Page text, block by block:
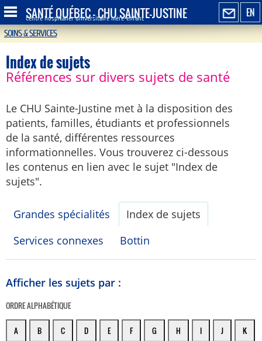
EN
SANTÉ QUÉBEC - CHU SAINTE-JUSTINE
Centre hospitalier universitaire mère-enfant
SOINS & SERVICES
Index de sujets
Références sur divers sujets de santé
Le CHU Sainte-Justine met à la disposition des
patients, familles, étudiants et professionnels
de la santé, différentes ressources
informationnelles. Vous trouverez ci-dessous
les contenus en lien avec le sujet "Index de
sujets".
Grandes spécialités
Index de sujets
Services connexes
Bottin
Afficher les sujets par :
ORDRE ALPHABÉTIQUE
A B C D E F G H I J K